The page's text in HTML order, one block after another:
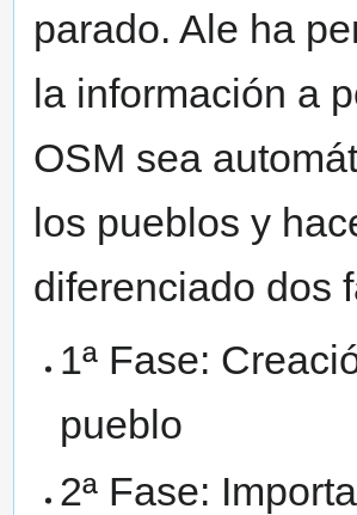
parado. Ale ha
la información a
OSM sea
los pueblos y
diferenciado dos
1ª Fase:
pueblo
2ª Fase: